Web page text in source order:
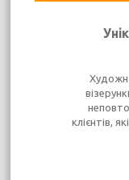
клієнтів,